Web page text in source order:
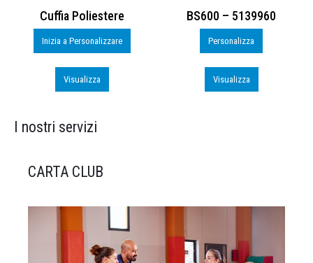
Cuffia Poliestere
Inizia a Personalizzare
Visualizza
BS600 – 5139960
Personalizza
Visualizza
I nostri servizi
CARTA CLUB